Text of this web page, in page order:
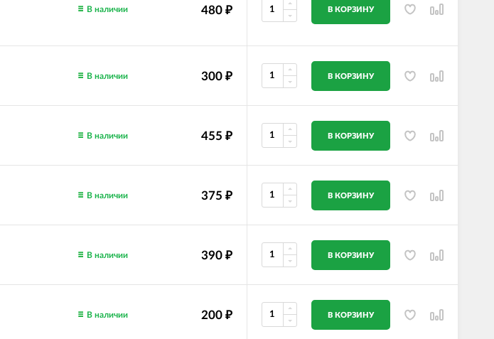
480 ₽
В наличии В КОРЗИНУ
300 ₽
В наличии В КОРЗИНУ
455 ₽
В наличии В КОРЗИНУ
375 ₽
В наличии В КОРЗИНУ
390 ₽
В наличии В КОРЗИНУ
200 ₽
В наличии В КОРЗИНУ